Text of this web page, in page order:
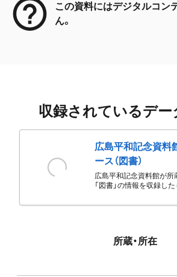
この資料にはデジタルコン
ん。
収録されているデー
広島平和記念資料
ース（図書）
広島平和記念資料館が所
「図書」の情報を収録した
所蔵・所在